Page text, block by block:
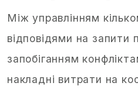
Між управлінням
відповідями на запити
запобіганням
накладні витрати на